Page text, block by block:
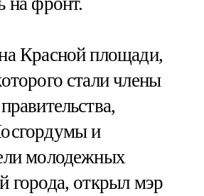
Красной площади,
стали члены
и
молодежных
города, открыл мэр